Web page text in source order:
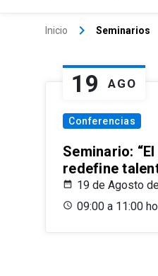
Inicio keyboard_arrow_right Seminarios
19 AGO
Conferencias
Seminario:
redefine
19 de Agosto
09:00 a 11:00